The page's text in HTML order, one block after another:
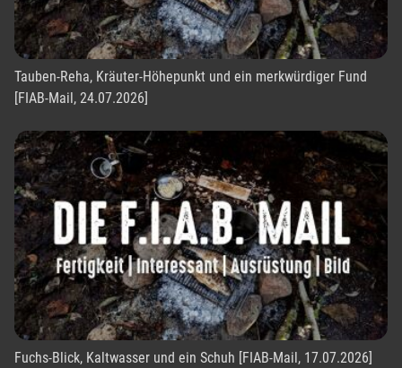
Tauben-Reha, Kräuter-Höhepunkt und ein merkwürdiger Fund
[FIAB-Mail, 24.07.2026]
Fuchs-Blick, Kaltwasser und ein Schuh [FIAB-Mail, 17.07.2026]